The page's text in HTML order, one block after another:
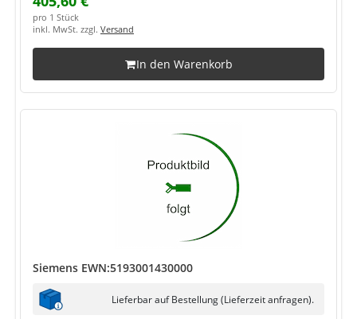
pro 1 Stück
inkl. MwSt. zzgl. Versand
In den Warenkorb
Siemens EWN:5193001430000
Lieferbar auf Bestellung (Lieferzeit anfragen).